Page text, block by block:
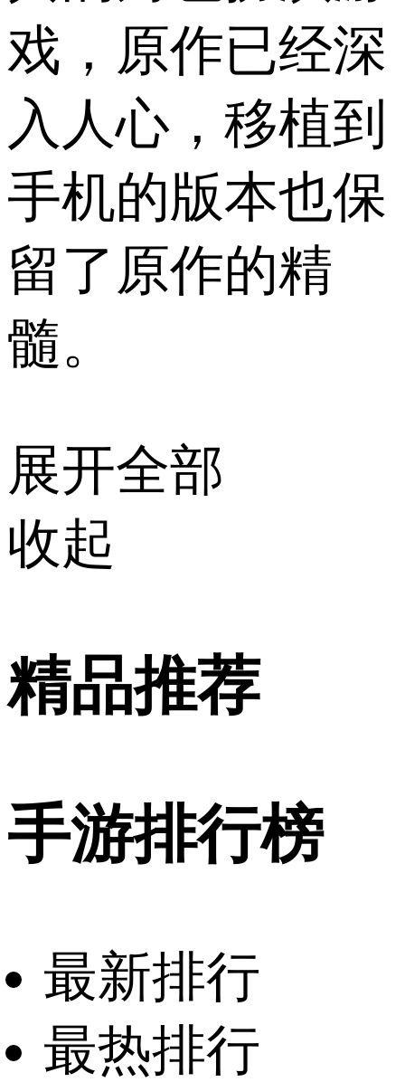
戏，原作已经深
入人心，移植到
手机的版本也保
留了原作的精
髓。
展开全部
收起
精品推荐
手游排行榜
最新排行
最热排行